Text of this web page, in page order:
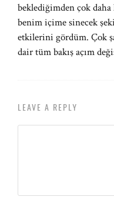
beklediğimden çok
benim içime sinecek
etkilerini gördüm. Çok
dair tüm bakış açım
LEAVE A REPLY